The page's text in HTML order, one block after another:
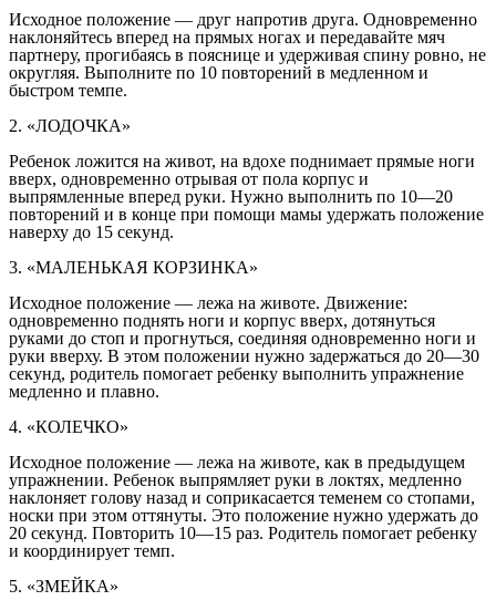
Исходное положение — друг напротив друга. Одновременно
наклоняйтесь вперед на прямых ногах и передавайте мяч
партнеру, прогибаясь в пояснице и удерживая спину ровно, не
округляя. Выполните по 10 повторений в медленном и
быстром темпе.
2. «ЛОДОЧКА»
Ребенок ложится на живот, на вдохе поднимает прямые ноги
вверх, одновременно отрывая от пола корпус и
выпрямленные вперед руки. Нужно выполнить по 10—20
повторений и в конце при помощи мамы удержать положение
наверху до 15 секунд.
3. «МАЛЕНЬКАЯ КОРЗИНКА»
Исходное положение — лежа на животе. Движение:
одновременно поднять ноги и корпус вверх, дотянуться
руками до стоп и прогнуться, соединяя одновременно ноги и
руки вверху. В этом положении нужно задержаться до 20—30
секунд, родитель помогает ребенку выполнить упражнение
медленно и плавно.
4. «КОЛЕЧКО»
Исходное положение — лежа на животе, как в предыдущем
упражнении. Ребенок выпрямляет руки в локтях, медленно
наклоняет голову назад и соприкасается теменем со стопами,
носки при этом оттянуты. Это положение нужно удержать до
20 секунд. Повторить 10—15 раз. Родитель помогает ребенку
и координирует темп.
5. «ЗМЕЙКА»